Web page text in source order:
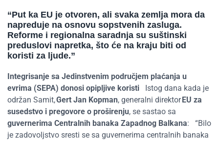
“Put ka EU je otvoren, ali svaka zemlja mora da
napreduje na osnovu sopstvenih zasluga.
Reforme i regionalna saradnja su suštinski
preduslovi napretka, što će na kraju biti od
koristi za ljude.”
Integrisanje sa Jedinstvenim područjem plaćanja u
evrima (SEPA) donosi opipljive koristi
Istog dana kada je
održan Samit,Gert Jan Kopman, generalni direktorEU za
susedstvo i pregovore o proširenju, se sastao sa
guvernerima Centralnih banaka Zapadnog Balkana:
“Bilo
je zadovoljstvo sresti se sa guvernerima centralnih banaka